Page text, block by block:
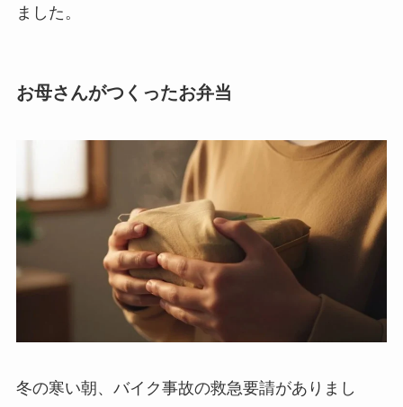
ました。
お母さんがつくったお弁当
冬の寒い朝、バイク事故の救急要請がありまし